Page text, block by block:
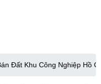
Đất Khu Công Nghiệp Hồ